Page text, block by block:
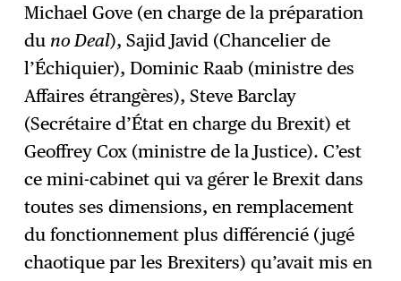
Michael Gove (en charge de la préparation
du no Deal), Sajid Javid (Chancelier de
l’Échiquier), Dominic Raab (ministre des
Affaires étrangères), Steve Barclay
(Secrétaire d’État en charge du Brexit) et
Geoffrey Cox (ministre de la Justice). C’est
ce mini-cabinet qui va gérer le Brexit dans
toutes ses dimensions, en remplacement
du fonctionnement plus différencié (jugé
chaotique par les Brexiters) qu’avait mis en